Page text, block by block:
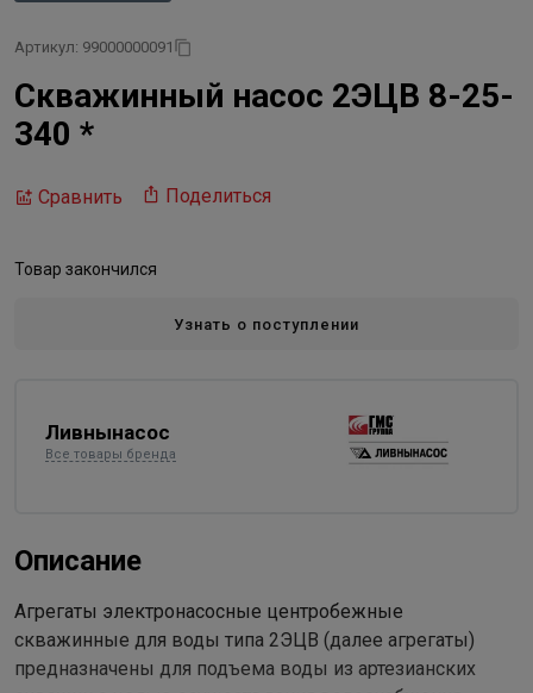
Артикул: 99000000091
Скважинный насос 2ЭЦВ 8-25-
340 *
Сравнить Поделиться
Товар закончился
Узнать о поступлении
Ливнынасос
Все товары бренда
Описание
Агрегаты электронасосные центробежные
скважинные для воды типа 2ЭЦВ (далее агрегаты)
предназначены для подъема воды из артезианских